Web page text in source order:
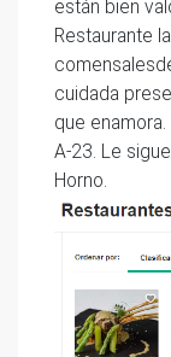
están bien
Restaurante
cuidada
que
A-23. Le
Horno.